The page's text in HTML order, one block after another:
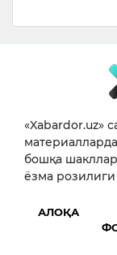
«Xabardor.uz»
бошқа
ёзма
АЛОҚА